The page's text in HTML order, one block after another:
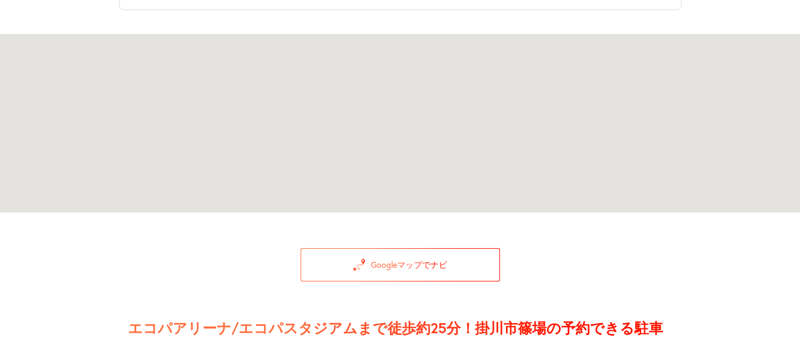
Googleマップでナビ
エコパアリーナ/エコパスタジアムまで徒歩約25分！掛川市篠場の予約できる駐車